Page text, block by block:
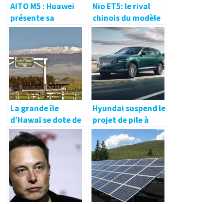
AITO M5 : Huawei
présente sa
voiture électrique
autonomie
Nio ET5: le rival
chinois du modèle
3 à l’allure sportive
propose un
échange de
batterie, les
réclamations vont
au-delà de 600
miles
La grande île
d’Hawaï se dote de
l’une de ses
premières fermes
solaires à grande
échelle
Hyundai suspend le
projet de pile à
combustible à
hydrogène Genesis
quelques jours
seulement après
l’arrêt des moteurs
ICE